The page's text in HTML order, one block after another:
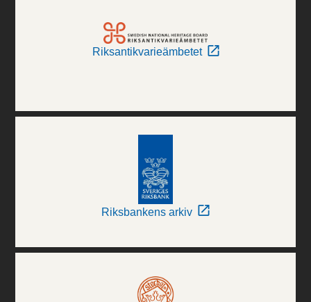
Riksantikvarieämbetet
Riksbankens arkiv